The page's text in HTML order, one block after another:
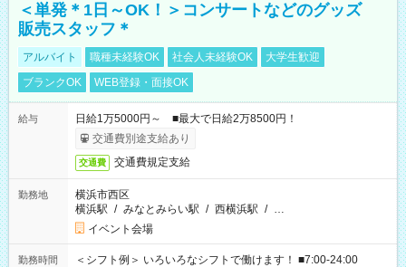
＜単発＊1日～OK！＞コンサートなどのグッズ
販売スタッフ＊
アルバイト 職種未経験OK 社会人未経験OK
大学生歓迎
ブランクOK
WEB登録・面接OK
給与
日給1万5000円～ ■最大で日給2万8500円！
交通費別途支給あり
交通費 交通費規定支給
勤務地
横浜市西区
横浜駅 / みなとみらい駅 / 西横浜駅 / …
イベント会場
勤務時間
＜シフト例＞ いろいろなシフトで働けます！ ■7:00-24:00